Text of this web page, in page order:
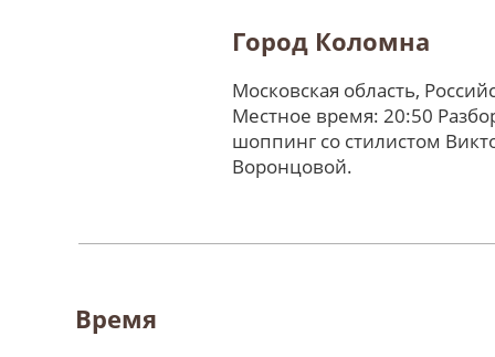
Город Коломна
Московская область,
Местное время: 20:50
шоппинг со стилистом
Воронцовой.
Время